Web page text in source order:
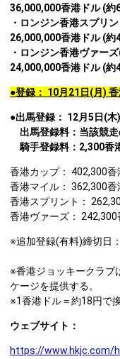
36,000,000香港ドル (約
・ロンジン香港スプリ
26,000,000香港ドル (約
・ロンジン香港ヴァー
24,000,000香港ドル (約
●登録： 10月21日(月)
●出馬登録： 12月5日(木
出馬登録料：当該競走
騎手登録料：2,300香
香港カップ： 402,300香
香港マイル： 362,300香
香港スプリント：
香港ヴァーズ： 242,300
※追加登録(有料)締切日
※香港ジョッキークラブ
ケージを提供する。
※1香港ドル＝約18円で
ウェブサイト：
https://www.hkjc.com/